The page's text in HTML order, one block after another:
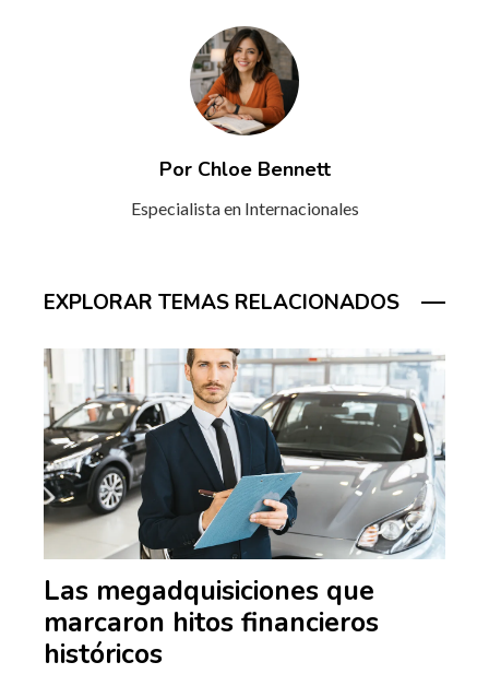
Por Chloe Bennett
Especialista en Internacionales
EXPLORAR TEMAS RELACIONADOS
Las megadquisiciones que
marcaron hitos financieros
históricos